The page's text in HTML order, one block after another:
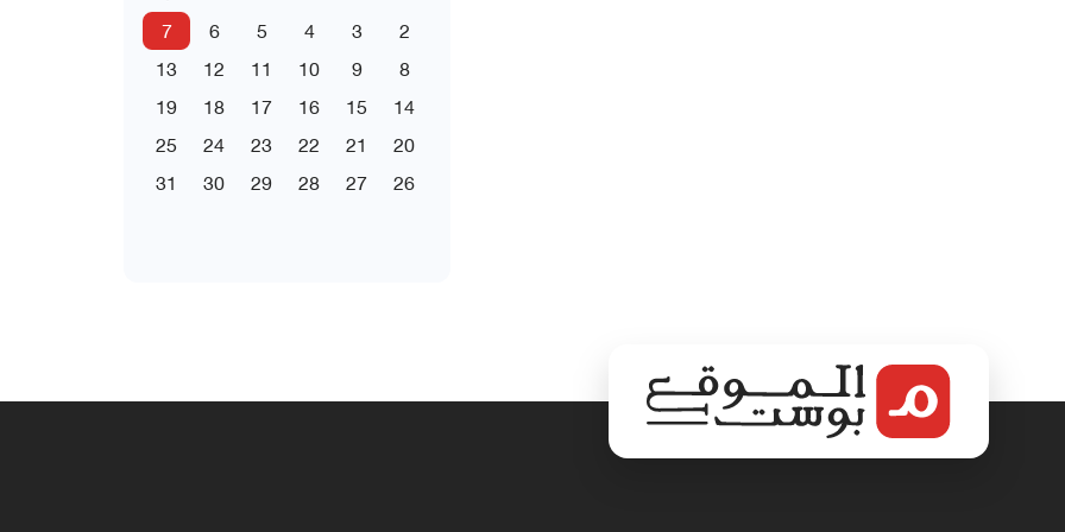
2
3
4
5
6
7
8
9
10
11
12
13
14
15
16
17
18
19
20
21
22
23
24
25
26
27
28
29
30
31